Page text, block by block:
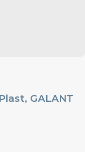
GALANT